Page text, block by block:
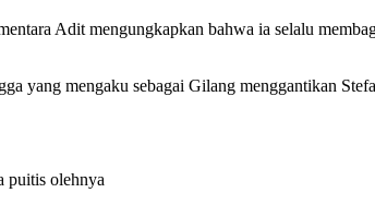
Adit mengungkapkan bahwa ia selalu
yang mengaku sebagai Gilang menggantikan
puitis olehnya